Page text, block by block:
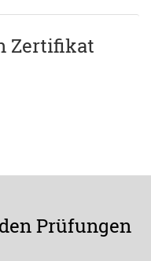
Zertifikat
Prüfungen